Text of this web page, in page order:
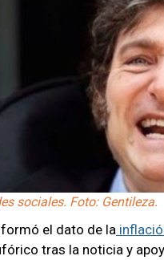
sociales. Foto: Gentileza.
el dato de la
tras la noticia y